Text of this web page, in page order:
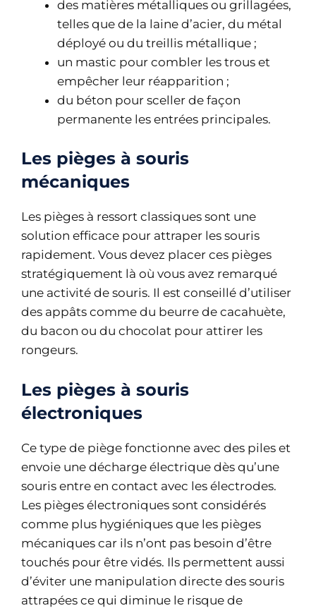
des matières métalliques ou grillagées,
telles que de la laine d’acier, du métal
déployé ou du treillis métallique ;
un mastic pour combler les trous et
empêcher leur réapparition ;
du béton pour sceller de façon
permanente les entrées principales.
Les pièges à souris
mécaniques
Les pièges à ressort classiques sont une
solution efficace pour attraper les souris
rapidement. Vous devez placer ces pièges
stratégiquement là où vous avez remarqué
une activité de souris. Il est conseillé d’utiliser
des appâts comme du beurre de cacahuète,
du bacon ou du chocolat pour attirer les
rongeurs.
Les pièges à souris
électroniques
Ce type de piège fonctionne avec des piles et
envoie une décharge électrique dès qu’une
souris entre en contact avec les électrodes.
Les pièges électroniques sont considérés
comme plus hygiéniques que les pièges
mécaniques car ils n’ont pas besoin d’être
touchés pour être vidés. Ils permettent aussi
d’éviter une manipulation directe des souris
attrapées ce qui diminue le risque de